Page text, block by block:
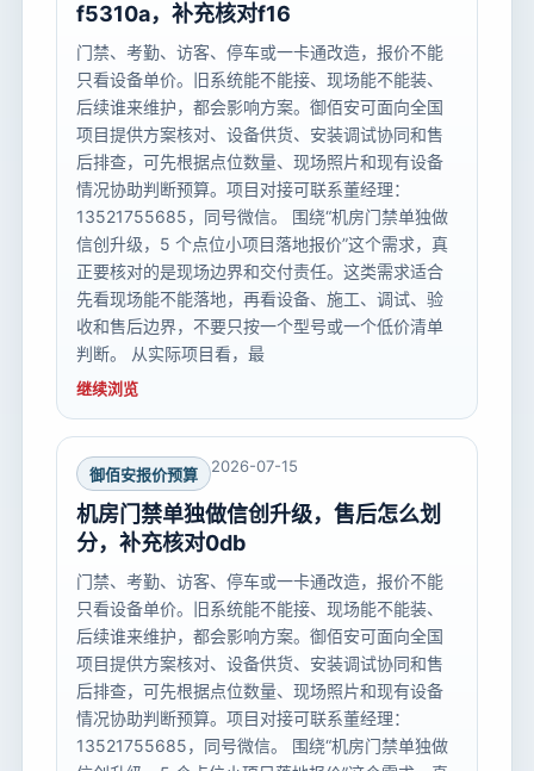
f5310a，补充核对f16
门禁、考勤、访客、停车或一卡通改造，报价不能
只看设备单价。旧系统能不能接、现场能不能装、
后续谁来维护，都会影响方案。御佰安可面向全国
项目提供方案核对、设备供货、安装调试协同和售
后排查，可先根据点位数量、现场照片和现有设备
情况协助判断预算。项目对接可联系董经理：
13521755685，同号微信。 围绕“机房门禁单独做
信创升级，5 个点位小项目落地报价”这个需求，真
正要核对的是现场边界和交付责任。这类需求适合
先看现场能不能落地，再看设备、施工、调试、验
收和售后边界，不要只按一个型号或一个低价清单
判断。 从实际项目看，最
继续浏览
御佰安报价预算 2026-07-15
机房门禁单独做信创升级，售后怎么划
分，补充核对0db
门禁、考勤、访客、停车或一卡通改造，报价不能
只看设备单价。旧系统能不能接、现场能不能装、
后续谁来维护，都会影响方案。御佰安可面向全国
项目提供方案核对、设备供货、安装调试协同和售
后排查，可先根据点位数量、现场照片和现有设备
情况协助判断预算。项目对接可联系董经理：
13521755685，同号微信。 围绕“机房门禁单独做